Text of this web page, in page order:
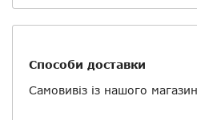
Способи доставки
Самовивіз із нашого